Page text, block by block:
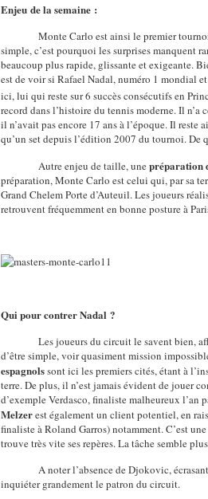
Enjeu de la semaine :
Monte Carlo est ainsi le premier tournoi
simple, c’est pourquoi les surprises manquent
beaucoup plus rapide, glissante et exigeante.
est de voir si Rafael Nadal, numéro 1 mondial
ici, lui qui reste sur 6 succès consécutifs en
record dans l’histoire du tennis moderne. Il
il n’avait pas encore 17 ans à l’époque. Il
qu’un set depuis l’édition 2007 du tournoi. De
Autre enjeu de taille, unepréparation
préparation, Monte Carlo est celui qui, par sa
Grand Chelem Porte d’Auteuil. Les joueurs
retrouvent fréquemment en bonne posture à
Qui pour contrer Nadal ?
Les joueurs du circuit le savent bien,
d’être simple, voir quasiment mission
espagnolssont ici les premiers cités, étant à
terre. De plus, il n’est jamais évident de jouer
d’exemple Verdasco, finaliste malheureux l’an
Melzerest également un client potentiel, en
finaliste à Roland Garros) notamment. C’est
trouve très vite ses repères. La tâche semble
A noter l’absence de Djokovic, écrasant
inquiéter grandement le patron du circuit.